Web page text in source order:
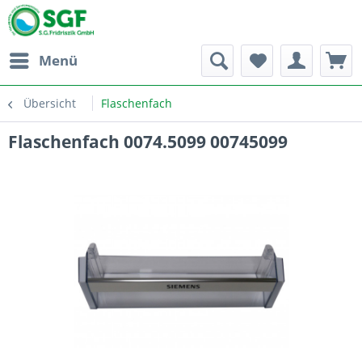
Menü
Übersicht Flaschenfach
Flaschenfach 0074.5099 00745099